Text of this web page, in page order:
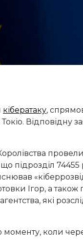
кібератаку,
Відповідну
74455
Ігор, а також
які
моменту, коли